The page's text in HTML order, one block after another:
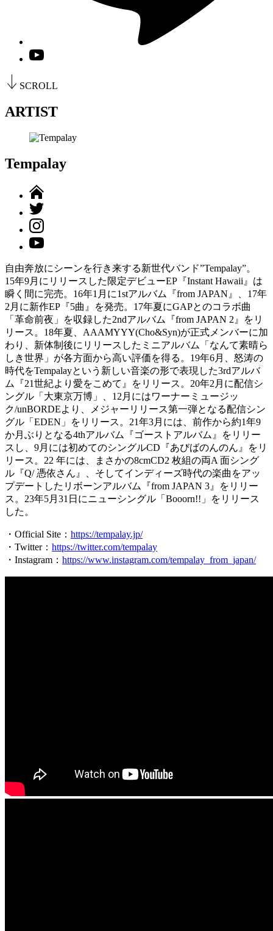
SCROLL
ARTIST
Tempalay
自由奔放にシーンを行き来する新世代バンド”Tempalay”。
15年9月にリリースした限定デビューEP『Instant Hawaii』は
瞬く間に完売。16年1月に1stアルバム『from JAPAN』、17年
2月に新作EP『5曲』を発売。17年夏にGAPとのコラボ曲
「革命前夜」を収録した2ndアルバム『from JAPAN 2』をリ
リース。18年夏、AAAMYYY(Cho&Syn)が正式メンバーに加
わり、新体制後にリリースしたミニアルバム「なんて素晴ら
しき世界」が各方面から高い評価を得る。19年6月、怒涛の
時代をTempalayという新しい音楽の形で表現した3rdアルバ
ム『21世紀より愛をこめて』をリリース。20年2月に配信シ
ングル「大東京万博」、12月にはワーナーミュージッ
ク/unBORDEより、メジャーリリース第一弾となる配信シン
グル「EDEN」をリリース。21年3月には、前作から約1年9
か月ぶりとなる4thアルバム『ゴーストアルバム』をリリー
スし、9月には初めてのシングルCD『あびばのんのん』をリ
リース。22 年には、まさかの8cmCD2 枚組の両A 面シング
ル『Q/ 憑依さん』、そしてインディーズ時代の楽曲をアッ
プデートしたリボーンアルバム『from JAPAN 3』をリリー
ス。23年5月31日にニューシングル「Booorn!!」をリリース
した。
・Official Site： https://tempalay.jp/
・Twitter： https://twitter.com/tempalay
・Instagram： https://www.instagram.com/tempalay_from_japan/